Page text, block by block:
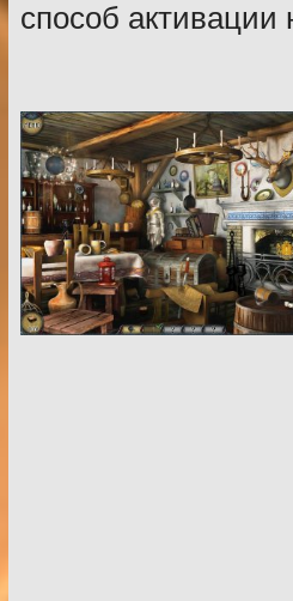
способ активации